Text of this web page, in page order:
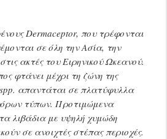
Dermaceptor, που τρέφονται
σε όλη την Ασία, την
ακτές του Ειρηνικού Ωκεανού.
φτάνει μέχρι τη ζώνη της
απαντάται σε πλατύφυλλα
τύπων. Προτιμώμενα
λιβάδια με υψηλή χυμώδη
σε ανοιχτές στέπας περιοχές.